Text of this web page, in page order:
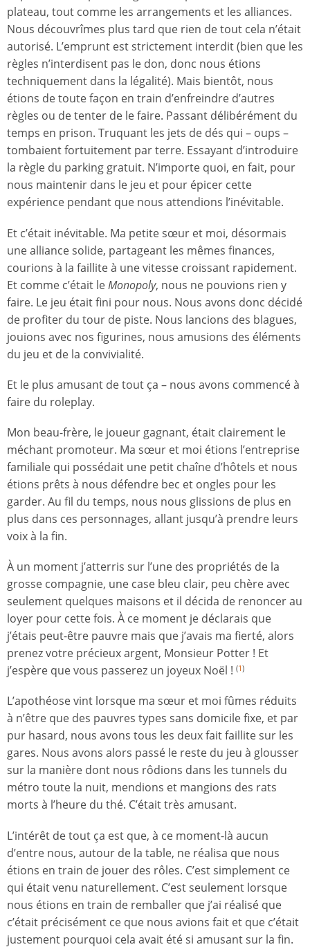
plateau, tout comme les arrangements et les alliances.
Nous découvrîmes plus tard que rien de tout cela n’était
autorisé. L’emprunt est strictement interdit (bien que les
règles n’interdisent pas le don, donc nous étions
techniquement dans la légalité). Mais bientôt, nous
étions de toute façon en train d’enfreindre d’autres
règles ou de tenter de le faire. Passant délibérément du
temps en prison. Truquant les jets de dés qui – oups –
tombaient fortuitement par terre. Essayant d’introduire
la règle du parking gratuit. N’importe quoi, en fait, pour
nous maintenir dans le jeu et pour épicer cette
expérience pendant que nous attendions l’inévitable.
Et c’était inévitable. Ma petite sœur et moi, désormais
une alliance solide, partageant les mêmes finances,
courions à la faillite à une vitesse croissant rapidement.
Et comme c’était leMonopoly, nous ne pouvions rien y
faire. Le jeu était fini pour nous. Nous avons donc décidé
de profiter du tour de piste. Nous lancions des blagues,
jouions avec nos figurines, nous amusions des éléments
du jeu et de la convivialité.
Et le plus amusant de tout ça – nous avons commencé à
faire du roleplay.
Mon beau-frère, le joueur gagnant, était clairement le
méchant promoteur. Ma sœur et moi étions l’entreprise
familiale qui possédait une petit chaîne d’hôtels et nous
étions prêts à nous défendre bec et ongles pour les
garder. Au fil du temps, nous nous glissions de plus en
plus dans ces personnages, allant jusqu’à prendre leurs
voix à la fin.
À un moment j’atterris sur l’une des propriétés de la
grosse compagnie, une case bleu clair, peu chère avec
seulement quelques maisons et il décida de renoncer au
loyer pour cette fois. À ce moment je déclarais que
j’étais peut-être pauvre mais que j’avais ma fierté, alors
prenez votre précieux argent, Monsieur Potter ! Et
j’espère que vous passerez un joyeux Noël ! (1)
L’apothéose vint lorsque ma sœur et moi fûmes réduits
à n’être que des pauvres types sans domicile fixe, et par
pur hasard, nous avons tous les deux fait faillite sur les
gares. Nous avons alors passé le reste du jeu à glousser
sur la manière dont nous rôdions dans les tunnels du
métro toute la nuit, mendions et mangions des rats
morts à l’heure du thé. C’était très amusant.
L’intérêt de tout ça est que, à ce moment-là aucun
d’entre nous, autour de la table, ne réalisa que nous
étions en train de jouer des rôles. C’est simplement ce
qui était venu naturellement. C’est seulement lorsque
nous étions en train de remballer que j’ai réalisé que
c’était précisément ce que nous avions fait et que c’était
justement pourquoi cela avait été si amusant sur la fin.